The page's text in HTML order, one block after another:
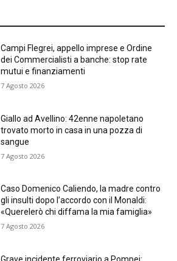
Campi Flegrei, appello imprese e Ordine
dei Commercialisti a banche: stop rate
mutui e finanziamenti
7 Agosto 2026
Giallo ad Avellino: 42enne napoletano
trovato morto in casa in una pozza di
sangue
7 Agosto 2026
Caso Domenico Caliendo, la madre contro
gli insulti dopo l’accordo con il Monaldi:
«Querelerò chi diffama la mia famiglia»
7 Agosto 2026